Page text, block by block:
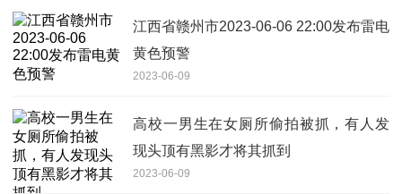
江西省赣州市2023-06-06 22:00发布雷电
黄色预警
2023-06-09
高校一男生在女厕所偷拍被抓，有人发
现头顶有黑影才将其抓到
2023-06-09